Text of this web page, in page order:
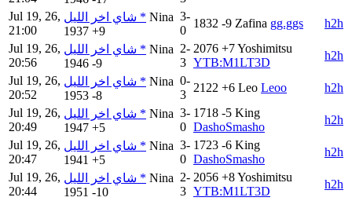
Jul 19, 26,
21:00
شاي اخر الليل * Nina
1937 +9
3-
0
1832 -9 Zafina gg.ggs
h2h
Jul 19, 26,
20:56
شاي اخر الليل * Nina
1946 -9
2-
3
2076 +7Yoshimitsu
YTB:M1LT3D
h2h
Jul 19, 26,
20:52
شاي اخر الليل * Nina
1953 -8
0-
3
2122 +6 Leo Leoo
h2h
Jul 19, 26,
20:49
شاي اخر الليل * Nina
1947 +5
3-
0
1718 -5 King
DashoSmasho
h2h
Jul 19, 26,
20:47
شاي اخر الليل * Nina
1941 +5
3-
0
1723 -6 King
DashoSmasho
h2h
Jul 19, 26,
20:44
شاي اخر الليل * Nina
1951 -10
2-
3
2056 +8Yoshimitsu
YTB:M1LT3D
h2h